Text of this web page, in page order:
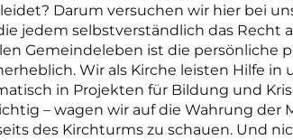
Darum versuchen wir hier bei
jedem selbstverständlich das Recht
Gemeindeleben ist die persönliche
Wir als Kirche leisten Hilfe in
in Projekten für Bildung und
– wagen wir auf die Wahrung der
des Kirchturms zu schauen. Und